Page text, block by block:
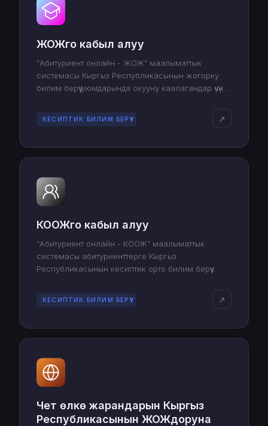
ЖОЖго кабыл алуу
”Абитуриент онлайн - ЖОЖ” маалыматтык
системасы Кыргыз Республикасынын жогорку
билим берүү уюмдарында окууну каалагандар үчүн
верификациялоо процессин жөнөкөйлөтөт.
КЕСИПТИК БИЛИМ БЕРҮҮ ↗
КООЖго кабыл алуу
”Абитуриент онлайн - КООЖ” маалыматтык
системасы абитуриенттерге Кыргыз
Республикасынын кесиптик орто билим берүү
түрдө катышуу мүмкүнчүлүгүн ачат.
КЕСИПТИК БИЛИМ БЕРҮҮ ↗
Чет өлкө жарандарын Кыргыз
Республикасынын ЖОЖдоруна